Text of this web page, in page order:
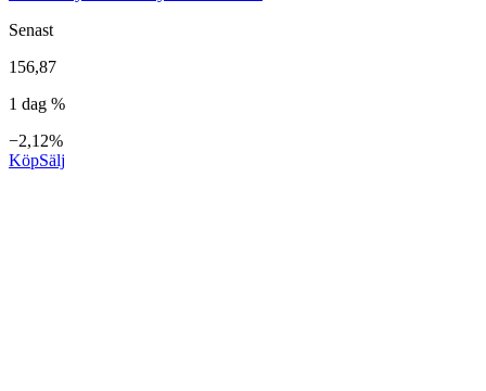
Senast
156,87
1 dag %
−2,12%
KöpSälj